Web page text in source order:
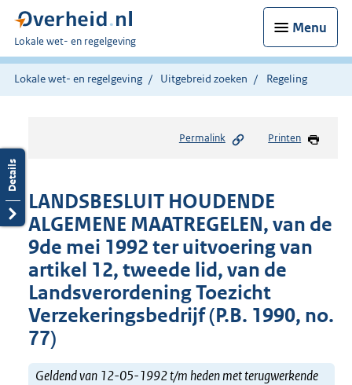
Menu
U
bent
hier:
Lokale wet- en regelgeving
Lokale wet- en regelgeving Uitgebreid zoeken Regeling
Permalink Printen
LANDSBESLUIT HOUDENDE
ALGEMENE MAATREGELEN, van de
9de mei 1992 ter uitvoering van
artikel 12, tweede lid, van de
Landsverordening Toezicht
Verzekeringsbedrijf (P.B. 1990, no.
77)
Geldend van 12-05-1992 t/m heden met terugwerkende